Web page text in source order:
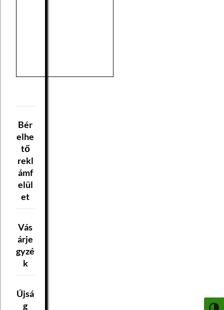
Bér
elhe
tő
rekl
ámf
elül
et
Vás
árje
gyzé
k
Újsá
g